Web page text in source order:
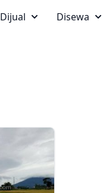
Dijual Disewa